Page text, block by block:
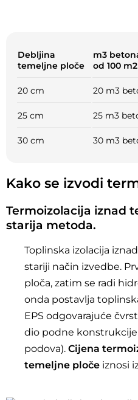
Debljina
temeljne ploče
m3
od 100 m2
20 cm 20 m3
25 cm 25 m3
30 cm 30 m3
Kako se izvodi
Termoizolacija iznad
starija metoda.
Toplinska izolacija
stariji način izvedbe.
ploča, zatim se radi
onda postavlja
EPS odgovarajuće
dio podne konstrukcije
podova). Cijena
temeljne ploče iznosi